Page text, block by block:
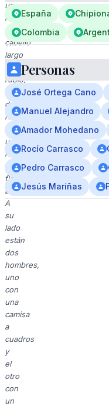
una
mujer
con
cabello
largo
y
rubio,
vestida
de
rosa,
sosteniendo
un
ramo
de
flores
blancas.
A
su
lado
están
dos
hombres,
uno
con
una
camisa
a
cuadros
y
el
otro
con
un
España
Colombia
Personas
José Ortega Cano
Manuel Alejandro
Amador Mohedano
Rocío Carrasco
Pedro Carrasco
Jesús Mariñas